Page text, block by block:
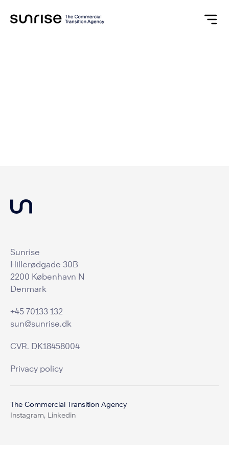
Sunrise
Hillerødgade 30B
2200 København N
Denmark
+45 70133 132
sun@sunrise.dk
CVR. DK18458004
Privacy policy
The Commercial Transition Agency
Instagram, Linkedin